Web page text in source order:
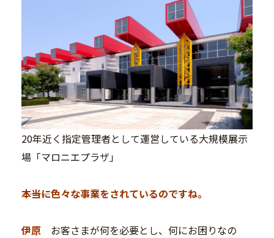
20年近く指定管理者として運営している大規模展示
場「マロニエプラザ」
―――本当に色々な事業をされているのですね。
伊原 お客さまが何を必要とし、何にお困りなの